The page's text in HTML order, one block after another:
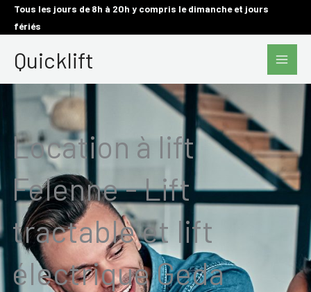
AllerTous les jours de 8h à 20h y compris le dimanche et jours
fériés
Quicklift
Main
Location à lift
Felenne - Lift
tractable et lift
électrique Geda